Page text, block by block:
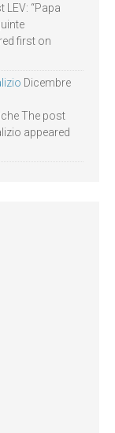
“Papa
first on
Dicembre
The post
appeared